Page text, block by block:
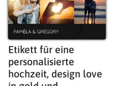
Etikett für eine
personalisierte
hochzeit, design love